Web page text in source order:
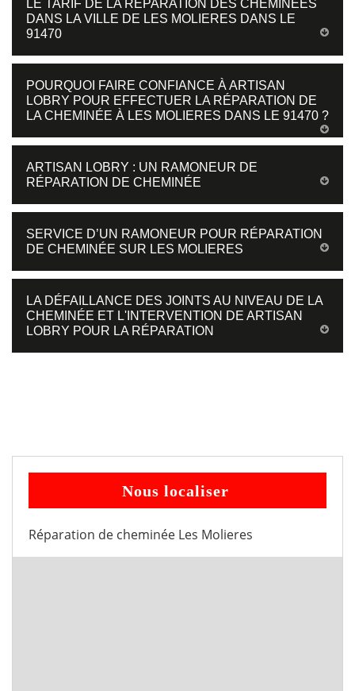
LE TARIF DE LA RÉPARATION DES CHEMINÉES
DANS LA VILLE DE LES MOLIERES DANS LE
91470
POURQUOI FAIRE CONFIANCE À ARTISAN
LOBRY POUR EFFECTUER LA RÉPARATION DE
LA CHEMINÉE À LES MOLIERES DANS LE 91470 ?
ARTISAN LOBRY : UN RAMONEUR DE
RÉPARATION DE CHEMINÉE
SERVICE D’UN RAMONEUR POUR RÉPARATION
DE CHEMINÉE SUR LES MOLIERES
LA DÉFAILLANCE DES JOINTS AU NIVEAU DE LA
CHEMINÉE ET L'INTERVENTION DE ARTISAN
LOBRY POUR LA RÉPARATION
Nous localiser
Réparation de cheminée Les Molieres